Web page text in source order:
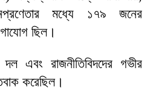
মধ্যে ১৭৯ জনের
ছিল।
দল এবং রাজনীতিবিদদের গভীর
করেছিল।